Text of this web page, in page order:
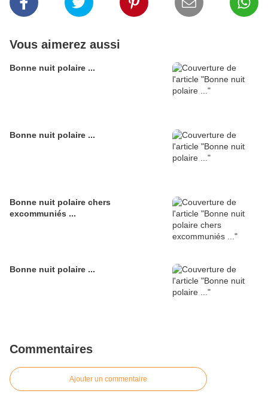
Vous aimerez aussi
Bonne nuit polaire ...
Bonne nuit polaire ...
Bonne nuit polaire chers
excommuniés ...
Bonne nuit polaire ...
Commentaires
Ajouter un commentaire